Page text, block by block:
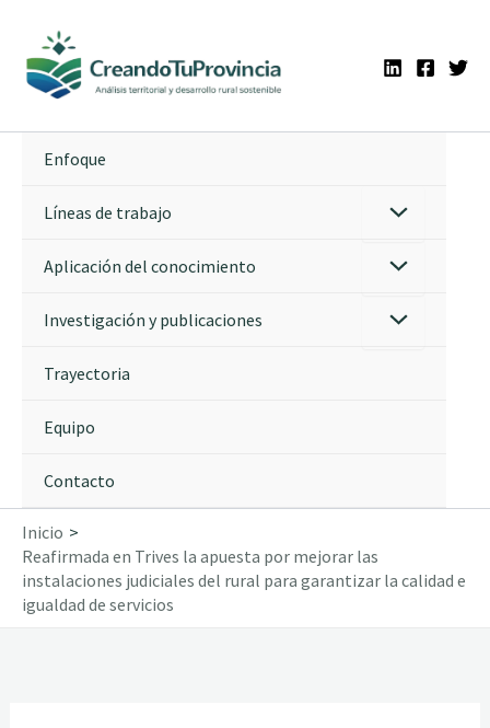
contenido
Enfoque
Líneas de trabajo
Aplicación del conocimiento
Investigación y publicaciones
Trayectoria
Equipo
Contacto
Inicio
Reafirmada en Trives la apuesta por mejorar las
instalaciones judiciales del rural para garantizar la calidad e
igualdad de servicios